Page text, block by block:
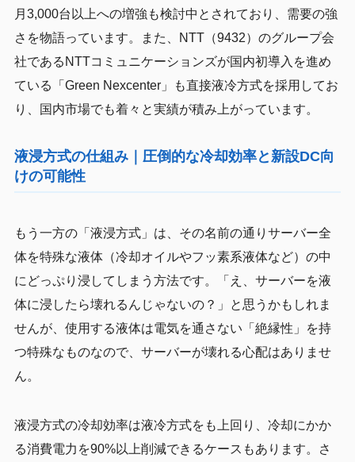
月3,000台以上への増強も検討中とされており、需要の強
さを物語っています。また、NTT（9432）のグループ会
社であるNTTコミュニケーションズが国内初導入を進め
ている「Green Nexcenter」も直接液冷方式を採用してお
り、国内市場でも着々と実績が積み上がっています。
液浸方式の仕組み｜圧倒的な冷却効率と新設DC向
けの可能性
もう一方の「液浸方式」は、その名前の通りサーバー全
体を特殊な液体（冷却オイルやフッ素系液体など）の中
にどっぷり浸してしまう方法です。「え、サーバーを液
体に浸したら壊れるんじゃないの？」と思うかもしれま
せんが、使用する液体は電気を通さない「絶縁性」を持
つ特殊なものなので、サーバーが壊れる心配はありませ
ん。
液浸方式の冷却効率は液冷方式をも上回り、冷却にかか
る消費電力を90%以上削減できるケースもあります。さ